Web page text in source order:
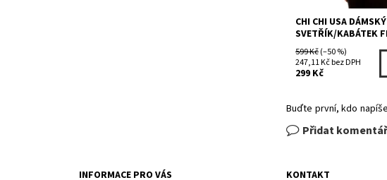
CHI CHI USA DÁMSKÝ
SVETŘÍK/KABÁTEK
599 Kč(–50 %)
247,11 Kč bez DPH
299 Kč
Buďte první, kdo
Přidat komentář
INFORMACE PRO VÁS KONTAKT